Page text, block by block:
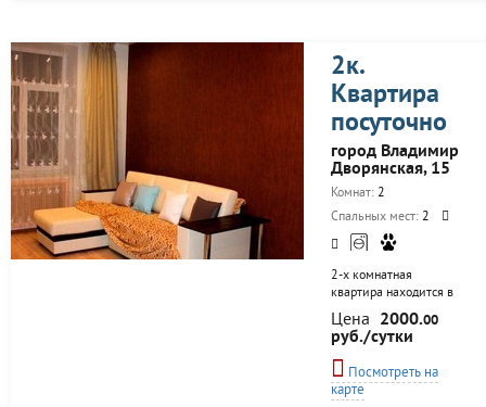
кафе: русское подворье,
река времени, квасная
изба. До центра города 5
минут пешком, и это
действительно так,
смотрите на
карте.Большая парковка
перед домом,под
видеонаблюдением. В
прокате есть
велосипеды и
электробайк, мини
сигвей. В 150 м от...
2к.
Квартира
посуточно
город Владимир
Дворянская, 15
Комнат: 2
Спальных мест: 2
2-х комнатная
квартира находится в
самом центре города,
рядом с Золотыми
воротами, все самые
главные
достопримечательности
города в пешей
Цена 2000.00
руб./сутки
Посмотреть на
карте